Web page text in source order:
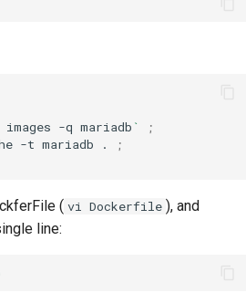
images -q mariadb `
;
-t mariadb .
;
( vi Dockerfile ), and
line: